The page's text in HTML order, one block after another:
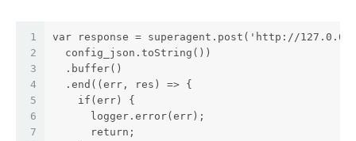
1
2
3
4
5
6
7
var response = superagent.post('http://
  config_json.toString())
  .buffer()
  .end((err, res) => {
    if(err) {
      logger.error(err);
      return;